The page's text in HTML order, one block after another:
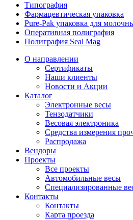
Типография
Фармацевтическая упаковка
Pure-Pak упаковка для
Оперативная полиграфия
Полиграфия Seal Mag
О направлении
Сертификаты
Наши клиенты
Новости и Акции
Каталог
Электронные весы
Тензодатчики
Весовая электроника
Средства измерения
Распродажа
Вендоры
Проекты
Все проекты
Автомобильные весы
Специализированные
Контакты
Контакты
Карта проезда